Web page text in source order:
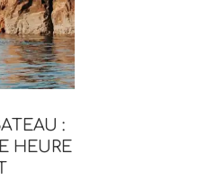
:
HEURE